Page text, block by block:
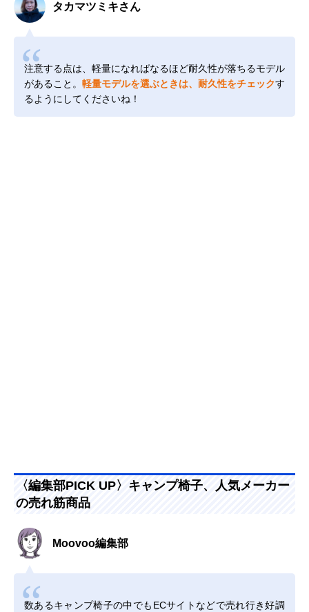
タカマツミキさん
注意する点は、軽量になればなるほど耐久性が落ちるモデル
があること。 軽量モデルを選ぶときは、耐久性をチェックす
るようにしてくださいね！
〈編集部PICK UP〉キャンプ椅子、人気メーカー
の売れ筋商品
Moovoo編集部
数あるキャンプ椅子の中でもECサイトなどで売れ行き好調